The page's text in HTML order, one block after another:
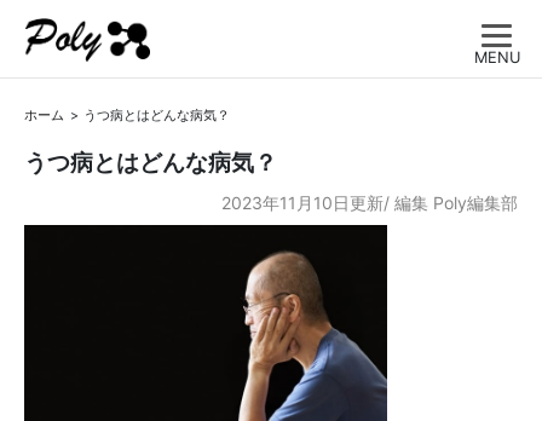
MENU
ホーム うつ病とはどんな病気？
うつ病とはどんな病気？
2023年11月10日更新/ 編集 Poly編集部